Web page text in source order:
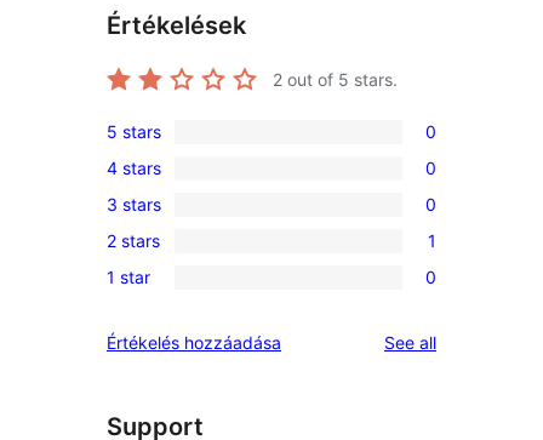
Értékelések
2 out of 5 stars.
0
5-
star
reviews
5 stars 0
0
4-
star
reviews
4 stars 0
0
3-
star
3 stars 0
1
2-
review
2 stars 1
0
star
1 star 0
Értékelés hozzáadása See allreviews
Support